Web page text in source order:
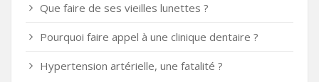
Que faire de ses vieilles lunettes ?
Pourquoi faire appel à une clinique dentaire ?
Hypertension artérielle, une fatalité ?